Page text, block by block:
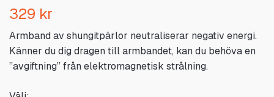
329 kr
Armband av shungitpärlor neutraliserar negativ energi.
Känner du dig dragen till armbandet, kan du behöva en
”avgiftning” från elektromagnetisk strålning.